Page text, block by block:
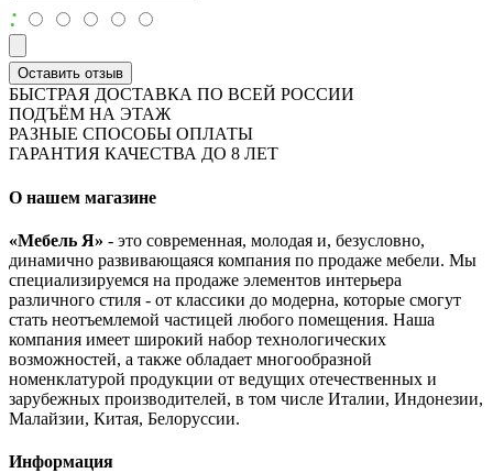
:
Оставить отзыв
БЫСТРАЯ ДОСТАВКА ПО ВСЕЙ РОССИИ
ПОДЪЁМ НА ЭТАЖ
РАЗНЫЕ СПОСОБЫ ОПЛАТЫ
ГАРАНТИЯ КАЧЕСТВА ДО 8 ЛЕТ
О нашем магазине
«Мебель Я» - это современная, молодая и, безусловно,
динамично развивающаяся компания по продаже мебели. Мы
специализируемся на продаже элементов интерьера
различного стиля - от классики до модерна, которые смогут
стать неотъемлемой частицей любого помещения. Наша
компания имеет широкий набор технологических
возможностей, а также обладает многообразной
номенклатурой продукции от ведущих отечественных и
зарубежных производителей, в том числе Италии, Индонезии,
Малайзии, Китая, Белоруссии.
Информация